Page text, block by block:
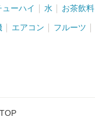
ューハイ 水 お茶飲料
エアコン フルーツ